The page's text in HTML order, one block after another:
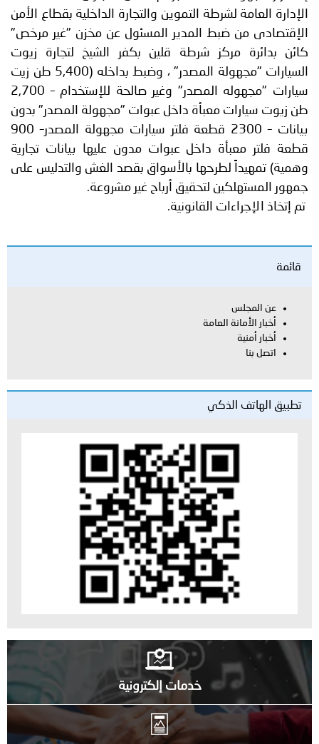
الإدارة العامة لشرطة التموين والتجارة الداخلية بقطاع الأمن
الإقتصادى من ضبط المدير المسئول عن مخزن "غير مرخص"
كائن بدائرة مركز شرطة قلين بكفر الشيخ لتجارة زيوت
السيارات "مجهولة المصدر" ، وضبط بداخله (5,400 طن زيت
سيارات "مجهوله المصدر" وغير صالحة للإستخدام – 2,700
طن زيوت سيارات معبأة داخل عبوات "مجهولة المصدر" بدون
بيانات – 2300 قطعة فلتر سيارات مجهولة المصدر– 900
قطعة فلتر معبأة داخل عبوات مدون عليها بيانات تجارية
وهمية) تمهيداً لطرحها بالأسواق بقصد الغش والتدليس على
جمهور المستهلكين لتحقيق أرباح غير مشروعة.
تم إتخاذ الإجراءات القانونية.
قائمة
عن المجلس
أخبار الأمانة العامة
أخبار أمنية
اتصل بنا
تطبيق الهاتف الذكي
خدمات إلكترونية